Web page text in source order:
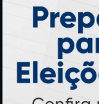
Pastas
Ímãs
Cartão de Visita
Folder, Flyer e
Banners e Lonas
Calendários 2027